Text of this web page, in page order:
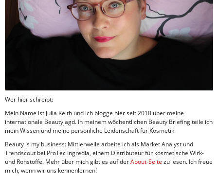
Wer hier schreibt:
Mein Name ist Julia Keith und ich blogge hier seit 2010 über meine
internationale Beautyjagd. In meinem wöchentlichen Beauty Briefing teile ich
mein Wissen und meine persönliche Leidenschaft für Kosmetik.
Beauty is my business: Mittlerweile arbeite ich als Market Analyst und
Trendscout bei ProTec Ingredia, einem Distributeur für kosmetische Wirk-
und Rohstoffe. Mehr über mich gibt es auf derAbout-Seite zu lesen. Ich freue
mich, wenn wir uns kennenlernen!